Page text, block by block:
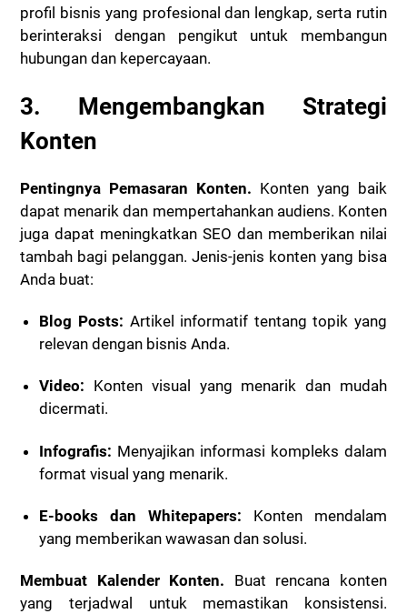
profil bisnis yang profesional dan lengkap, serta rutin
berinteraksi dengan pengikut untuk membangun
hubungan dan kepercayaan.
3. Mengembangkan Strategi
Konten
Pentingnya Pemasaran Konten. Konten yang baik
dapat menarik dan mempertahankan audiens. Konten
juga dapat meningkatkan SEO dan memberikan nilai
tambah bagi pelanggan. Jenis-jenis konten yang bisa
Anda buat:
Blog Posts: Artikel informatif tentang topik yang
relevan dengan bisnis Anda.
Video: Konten visual yang menarik dan mudah
dicermati.
Infografis: Menyajikan informasi kompleks dalam
format visual yang menarik.
E-books dan Whitepapers: Konten mendalam
yang memberikan wawasan dan solusi.
Membuat Kalender Konten. Buat rencana konten
yang terjadwal untuk memastikan konsistensi.